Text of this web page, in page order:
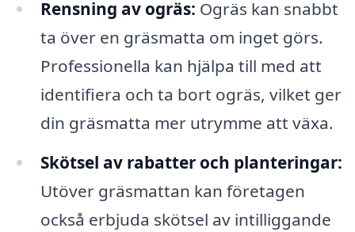
Rensning av ogräs: Ogräs kan snabbt
ta över en gräsmatta om inget görs.
Professionella kan hjälpa till med att
identifiera och ta bort ogräs, vilket ger
din gräsmatta mer utrymme att växa.
Skötsel av rabatter och planteringar:
Utöver gräsmattan kan företagen
också erbjuda skötsel av intilliggande